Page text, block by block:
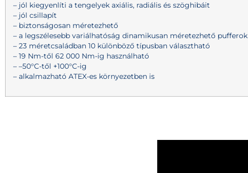
– jól kiegyenlíti a tengelyek axiális, radiális és szöghibáit
– jól csillapít
– biztonságosan méretezhető
– a legszélesebb variálhatóság dinamikusan méretezhető pufferok
– 23 méretcsaládban 10 különböző típusban választható
– 19 Nm-től 62 000 Nm-ig használható
– –50°C-től +100°C-ig
– alkalmazható ATEX-es környezetben is